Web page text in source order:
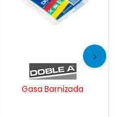
Gasa Barnizada